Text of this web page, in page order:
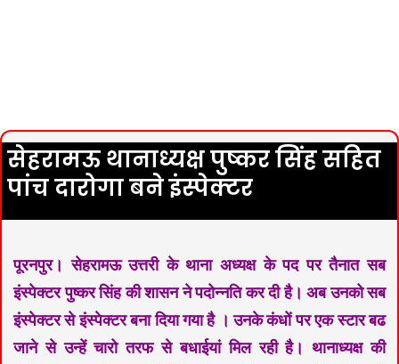
सेहरामऊ थानाध्यक्ष पुष्कर सिंह सहित
पांच दारोगा बने इंस्पेक्टर
पूरनपुर। सेहरामऊ उत्तरी के थाना अध्यक्ष के पद पर तैनात सब
इंस्पेक्टर पुष्कर सिंह की शासन ने पदोन्नति कर दी है। अब उनको सब
इंस्पेक्टर से इंस्पेक्टर बना दिया गया है । उनके कंधों पर एक स्टार बढ
जाने से उन्हें चारो तरफ से बधाईयां मिल रही है। थानाध्यक्ष की